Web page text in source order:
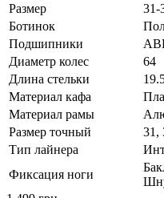
Размер
31-
Ботинок
Подшипники
Диаметр колес
64
Длина стельки
Материал кафа
Материал рамы
Размер точный
31,
Тип лайнера
Фиксация ноги